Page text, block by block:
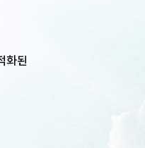
화된